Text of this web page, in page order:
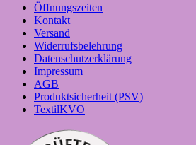
Öffnungszeiten
Kontakt
Versand
Widerrufsbelehrung
Datenschutzerklärung
Impressum
AGB
Produktsicherheit (PSV)
TextilKVO